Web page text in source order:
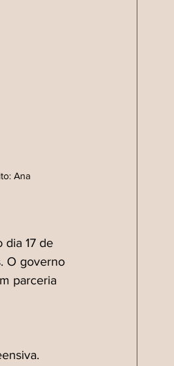
Ana
dia 17 de
O governo
parceria